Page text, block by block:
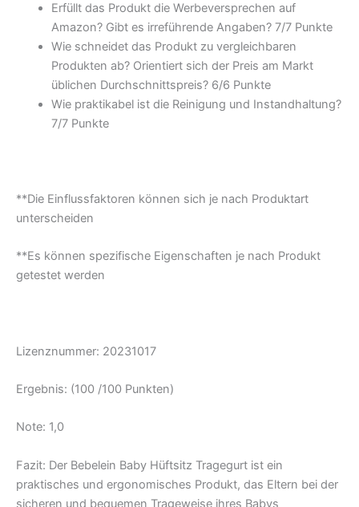
Erfüllt das Produkt die Werbeversprechen auf
Amazon? Gibt es irreführende Angaben? 7/7 Punkte
Wie schneidet das Produkt zu vergleichbaren
Produkten ab? Orientiert sich der Preis am Markt
üblichen Durchschnittspreis? 6/6 Punkte
Wie praktikabel ist die Reinigung und Instandhaltung?
7/7 Punkte
**Die Einflussfaktoren können sich je nach Produktart
unterscheiden
**Es können spezifische Eigenschaften je nach Produkt
getestet werden
Lizenznummer: 20231017
Ergebnis: (100 /100 Punkten)
Note: 1,0
Fazit: Der Bebelein Baby Hüftsitz Tragegurt ist ein
praktisches und ergonomisches Produkt, das Eltern bei der
sicheren und bequemen Trageweise ihres Babys